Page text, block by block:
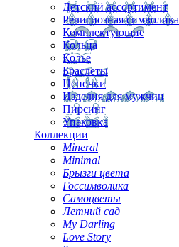
Детский ассортимент
Религиозная символика
Комплектующие
Кольца
Колье
Браслеты
Цепочки
Изделия для мужчин
Пирсинг
Упаковка
Коллекции
Mineral
Minimal
Брызги цвета
Госсимволика
Самоцветы
Летний сад
My Darling
Love Story